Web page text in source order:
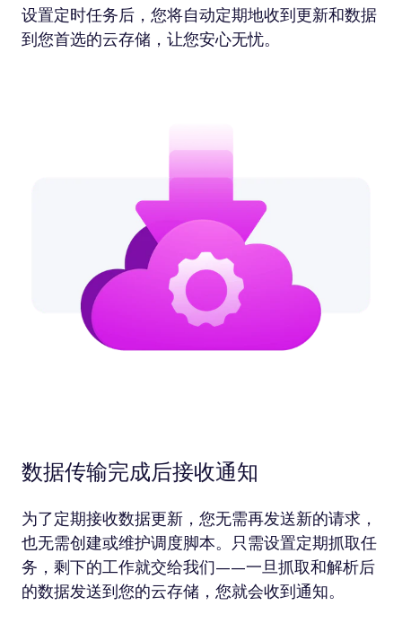
设置定时任务后，您将自动定期地收到更新和数据
到您首选的云存储，让您安心无忧。
数据传输完成后接收通知
为了定期接收数据更新，您无需再发送新的请求，
也无需创建或维护调度脚本。只需设置定期抓取任
务，剩下的工作就交给我们——一旦抓取和解析后
的数据发送到您的云存储，您就会收到通知。